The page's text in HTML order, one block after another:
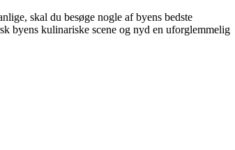
skal du besøge nogle af byens bedste
byens kulinariske scene og nyd en uforglemmelig